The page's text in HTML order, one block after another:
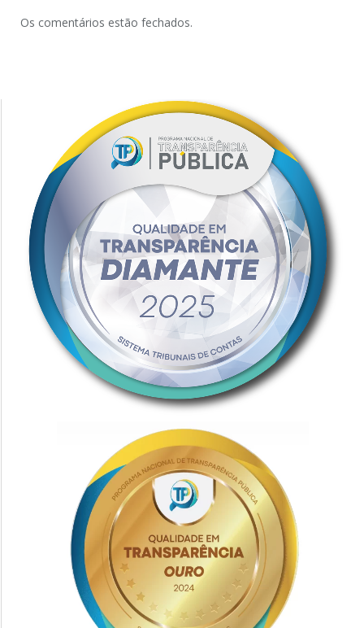
Os comentários estão fechados.